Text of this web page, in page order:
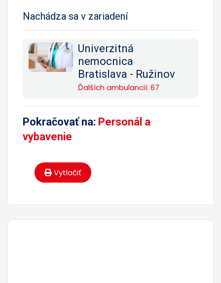
Nachádza sa v zariadení
Univerzitná
nemocnica
Bratislava - Ružinov
Ďalších ambulancií: 67
Pokračovať na: Personál a
vybavenie
Vytlačiť